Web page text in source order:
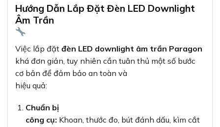
Hướng Dẫn Lắp Đặt Đèn LED Downlight
Âm Trần
Việc lắp đặt đèn LED downlight âm trần Paragon
khá đơn giản, tuy nhiên cần tuân thủ một số bước
cơ bản để đảm bảo an toàn và
hiệu quả:
Chuẩn bị
công cụ: Khoan, thước đo, bút đánh dấu, kìm cắt